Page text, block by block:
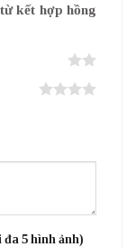
kết hợp hồng
đa 5 hình ảnh)